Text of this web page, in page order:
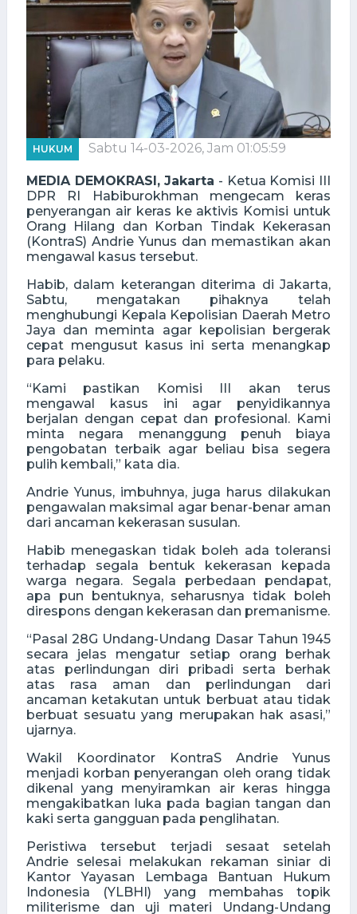
HUKUM Sabtu 14-03-2026, Jam 01:05:59
MEDIA DEMOKRASI, Jakarta - Ketua Komisi III
DPR RI Habiburokhman mengecam keras
penyerangan air keras ke aktivis Komisi untuk
Orang Hilang dan Korban Tindak Kekerasan
(KontraS) Andrie Yunus dan memastikan akan
mengawal kasus tersebut.
Habib, dalam keterangan diterima di Jakarta,
Sabtu, mengatakan pihaknya telah
menghubungi Kepala Kepolisian Daerah Metro
Jaya dan meminta agar kepolisian bergerak
cepat mengusut kasus ini serta menangkap
para pelaku.
“Kami pastikan Komisi III akan terus
mengawal kasus ini agar penyidikannya
berjalan dengan cepat dan profesional. Kami
minta negara menanggung penuh biaya
pengobatan terbaik agar beliau bisa segera
pulih kembali,” kata dia.
Andrie Yunus, imbuhnya, juga harus dilakukan
pengawalan maksimal agar benar-benar aman
dari ancaman kekerasan susulan.
Habib menegaskan tidak boleh ada toleransi
terhadap segala bentuk kekerasan kepada
warga negara. Segala perbedaan pendapat,
apa pun bentuknya, seharusnya tidak boleh
direspons dengan kekerasan dan premanisme.
“Pasal 28G Undang-Undang Dasar Tahun 1945
secara jelas mengatur setiap orang berhak
atas perlindungan diri pribadi serta berhak
atas rasa aman dan perlindungan dari
ancaman ketakutan untuk berbuat atau tidak
berbuat sesuatu yang merupakan hak asasi,”
ujarnya.
Wakil Koordinator KontraS Andrie Yunus
menjadi korban penyerangan oleh orang tidak
dikenal yang menyiramkan air keras hingga
mengakibatkan luka pada bagian tangan dan
kaki serta gangguan pada penglihatan.
Peristiwa tersebut terjadi sesaat setelah
Andrie selesai melakukan rekaman siniar di
Kantor Yayasan Lembaga Bantuan Hukum
Indonesia (YLBHI) yang membahas topik
militerisme dan uji materi Undang-Undang